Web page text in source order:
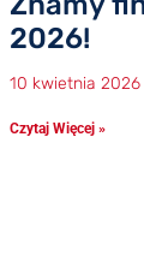
2026!
10 kwietnia 2026
Czytaj Więcej »